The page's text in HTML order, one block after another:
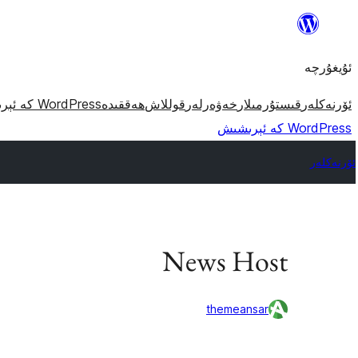
مەزمۇنغا
ئۇيغۇرچە
ئۆرنەكلەر قىستۇرمىلار خەۋەرلەر قوللاشھەققىدەWordPress كە ئېرىشىش
WordPress كە ئېرىشىش
ئۆرنەكلەر
News Host
themeansar